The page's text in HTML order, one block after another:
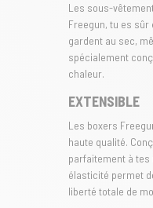
Les sous-
Freegun, tu es
gardent au sec,
spécialement
chaleur.
EXTENSIBLE
Les boxers
haute qualité.
parfaitement à
élasticité permet
liberté totale de